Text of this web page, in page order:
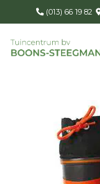
(013) 66 19 82